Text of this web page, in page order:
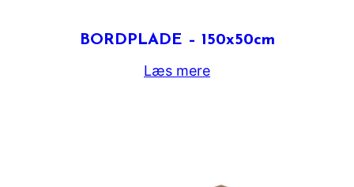
BORDPLADE – 150x50cm
Læs mere